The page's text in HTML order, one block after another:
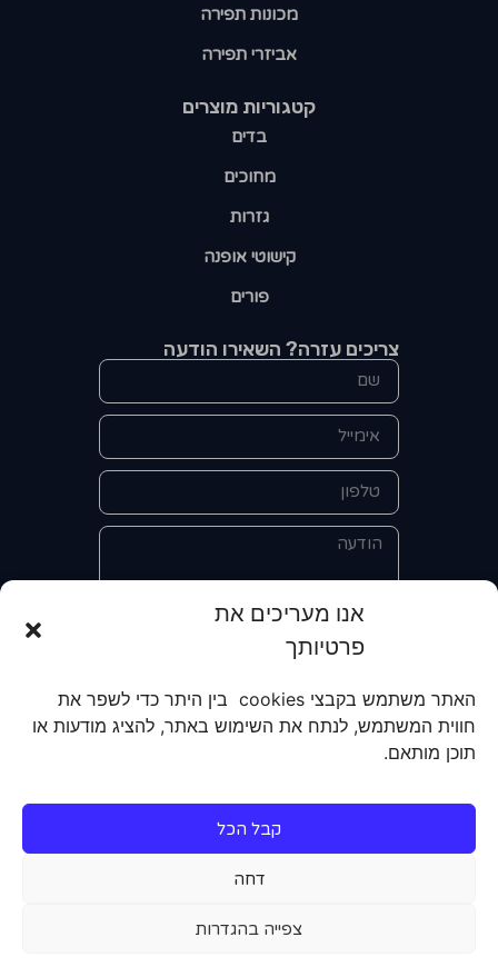
אנו מעריכים את
פרטיותך
האתר משתמש בקבצי cookies בין היתר כדי לשפר את
חווית המשתמש, לנתח את השימוש באתר, להציג מודעות או
תוכן מותאם.
קבל הכל
דחה
צפייה בהגדרות
קטגוריות מוצרים​
בדים
מחוכים
גזרות
קישוטי אופנה
פורים
מכונות תפירה
אביזרי תפירה
צריכים עזרה? השאירו הודעה
אני מאשר/ת את מסירת הפרטים
קבלת מידע על מוצרים, שירותים, מועדון
לקוחות. אני מודע/ת שאוכל לבטל את
הרישום שלי בכל עת ושעל מסירת הפרטים